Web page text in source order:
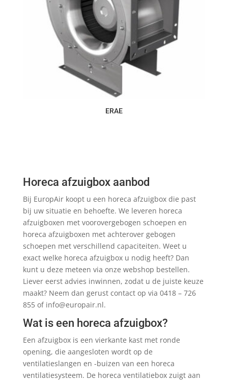
ERAE
Horeca afzuigbox aanbod
Bij EuropAir koopt u een horeca afzuigbox die past
bij uw situatie en behoefte. We leveren horeca
afzuigboxen met voorovergebogen schoepen en
horeca afzuigboxen met achterover gebogen
schoepen met verschillend capaciteiten. Weet u
exact welke horeca afzuigbox u nodig heeft? Dan
kunt u deze meteen via onze webshop bestellen.
Liever eerst advies inwinnen, zodat u de juiste keuze
maakt? Neem dan gerust contact op via 0418 – 726
855 of info@europair.nl.
Wat is een horeca afzuigbox?
Een afzuigbox is een vierkante kast met ronde
opening, die aangesloten wordt op de
ventilatieslangen en -buizen van een horeca
ventilatiesysteem. De horeca ventilatiebox zuigt aan